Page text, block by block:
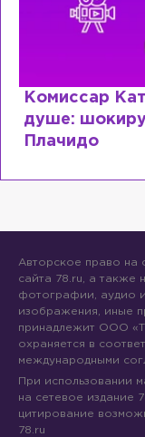
Авторское право на
сайта 78.ru, а также
фотографии, аудио
изображения, иные
принадлежит ООО
охраняется в
международными
При использовании
на сетевое издание
цитирование
78.ru